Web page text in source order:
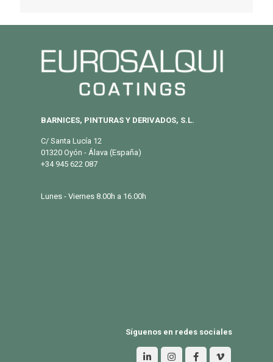
BARNICES, PINTURAS Y DERIVADOS, S.L.
C/ Santa Lucía 12
01320 Oyón - Álava (España)
+34 945 622 087
Lunes - Viernes 8.00h a 16.00h
Síguenos en redes sociales